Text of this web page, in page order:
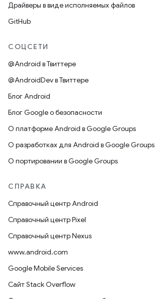
Драйверы в виде исполняемых файлов
GitHub
СОЦСЕТИ
@Android в Твиттере
@AndroidDev в Твиттере
Блог Android
Блог Google о безопасности
О платформе Android в Google Groups
О разработках для Android в Google Groups
О портировании в Google Groups
СПРАВКА
Справочный центр Android
Справочный центр Pixel
Справочный центр Nexus
www.android.com
Google Mobile Services
Сайт Stack Overflow